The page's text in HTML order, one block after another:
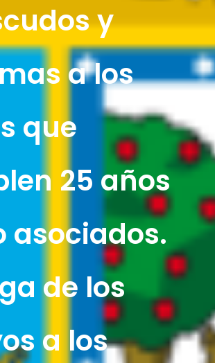
y
a los
que
25 años
asociados.
de los
a los